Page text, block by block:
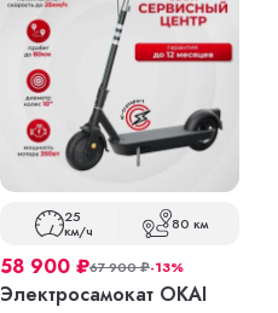
25
км/ч 80 км
58 900 ₽67 900₽-13%
Электросамокат OKAI